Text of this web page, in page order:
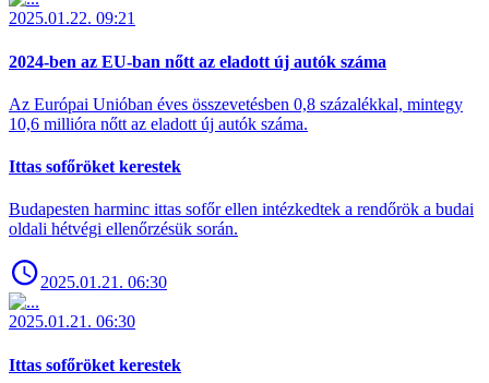
2025.01.22. 09:21
2024-ben az EU-ban nőtt az eladott új autók száma
Az Európai Unióban éves összevetésben 0,8 százalékkal, mintegy
10,6 millióra nőtt az eladott új autók száma.
Ittas sofőröket kerestek
Budapesten harminc ittas sofőr ellen intézkedtek a rendőrök a budai
oldali hétvégi ellenőrzésük során.
2025.01.21. 06:30
2025.01.21. 06:30
Ittas sofőröket kerestek